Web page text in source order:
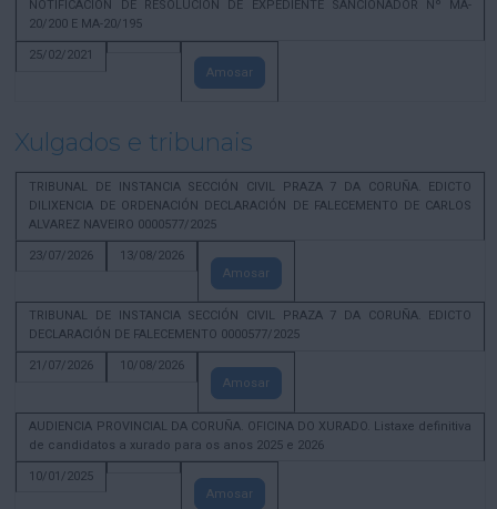
NOTIFICACION DE RESOLUCION DE EXPEDIENTE SANCIONADOR Nº MA-
20/200 E MA-20/195
25/02/2021
Amosar
Xulgados e tribunais
TRIBUNAL DE INSTANCIA SECCIÓN CIVIL PRAZA 7 DA CORUÑA. EDICTO
DILIXENCIA DE ORDENACIÓN DECLARACIÓN DE FALECEMENTO DE CARLOS
ALVAREZ NAVEIRO 0000577/2025
23/07/2026
13/08/2026
Amosar
TRIBUNAL DE INSTANCIA SECCIÓN CIVIL PRAZA 7 DA CORUÑA. EDICTO
DECLARACIÓN DE FALECEMENTO 0000577/2025
21/07/2026
10/08/2026
Amosar
AUDIENCIA PROVINCIAL DA CORUÑA. OFICINA DO XURADO. Listaxe definitiva
de candidatos a xurado para os anos 2025 e 2026
10/01/2025
Amosar